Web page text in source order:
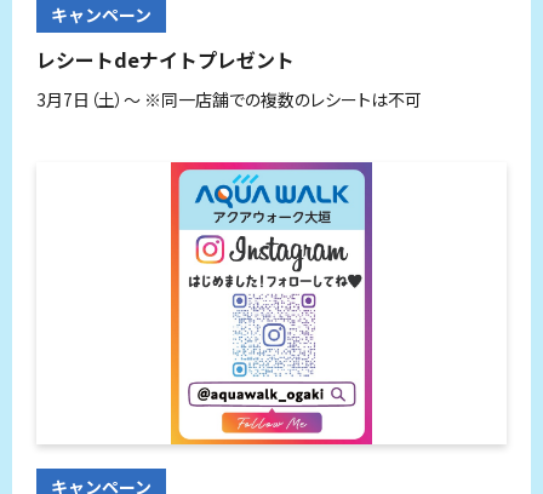
キャンペーン
レシートdeナイトプレゼント
3月7日（土）～ ※同一店舗での複数のレシートは不可
キャンペーン